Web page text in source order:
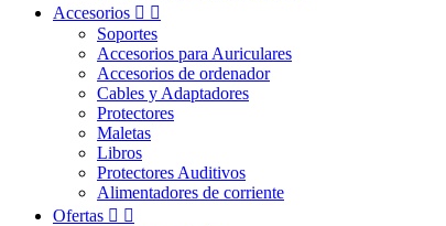
Accesorios  
Soportes
Accesorios para Auriculares
Accesorios de ordenador
Cables y Adaptadores
Protectores
Maletas
Libros
Protectores Auditivos
Alimentadores de corriente
Ofertas  